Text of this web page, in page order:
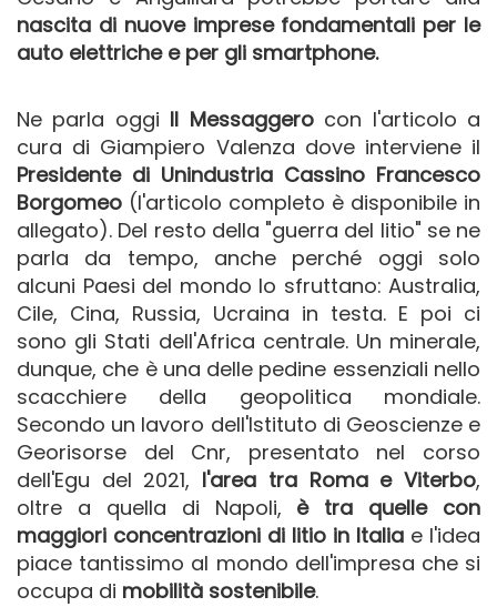
nascita di nuove imprese fondamentali per le
auto elettriche e per gli smartphone.
Ne parla oggi Il Messaggerocon l'articolo a
cura di Giampiero Valenza dove interviene il
Presidente di Unindustria Cassino Francesco
Borgomeo (l'articolo completo è disponibile in
allegato). Del resto della "guerra del litio" se ne
parla da tempo, anche perché oggi solo
alcuni Paesi del mondo lo sfruttano: Australia,
Cile, Cina, Russia, Ucraina in testa. E poi ci
sono gli Stati dell'Africa centrale. Un minerale,
dunque, che è una delle pedine essenziali nello
scacchiere della geopolitica mondiale.
Secondo un lavoro dell'Istituto di Geoscienze e
Georisorse del Cnr, presentato nel corso
dell'Egu del 2021, l'area tra Roma e Viterbo,
oltre a quella di Napoli, è tra quelle con
maggiori concentrazioni di litio in Italia e l'idea
piace tantissimo al mondo dell'impresa che si
occupa di mobilità sostenibile.